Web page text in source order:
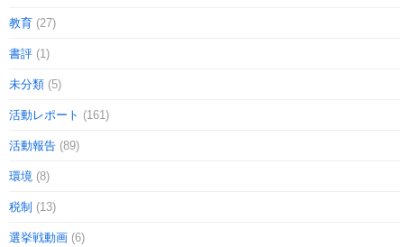
教育 (27)
書評 (1)
未分類 (5)
活動レポート (161)
活動報告 (89)
環境 (8)
税制 (13)
選挙戦動画 (6)